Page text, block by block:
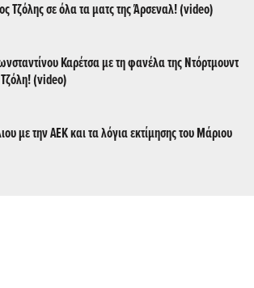
Τζόλης σε όλα τα ματς της Άρσεναλ! (video)
Καρέτσα με τη φανέλα της Ντόρτμουντ
Τζόλη! (video)
με την ΑΕΚ και τα λόγια εκτίμησης του Μάριου